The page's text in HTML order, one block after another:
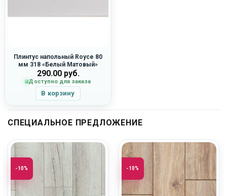
Плинтус напольный Royce 80
мм 318 «Белый Матовый»
290.00руб.
Доступно для заказа
В корзину
СПЕЦИАЛЬНОЕ ПРЕДЛОЖЕНИЕ
-10% -10%